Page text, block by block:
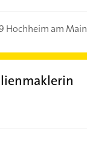
Hochheim am Main